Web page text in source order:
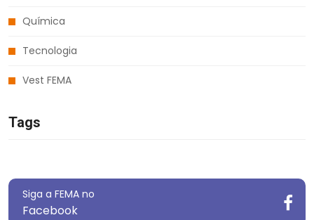
Química
Tecnologia
Vest FEMA
Tags
Siga a FEMA no
Facebook